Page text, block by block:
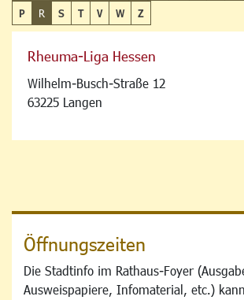
P
R S T V W Z
Rheuma-Liga Hessen
Wilhelm-Busch-Straße 12
63225 Langen
Öffnungszeiten
Die Stadtinfo im Rathaus-Foyer
Ausweispapiere, Infomaterial, etc.)